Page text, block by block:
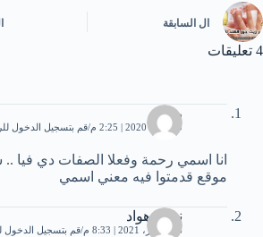
ال السابقة
4 تعليقات
رحمة
10 مايو، 2020 | 2:25 م قم بتسجيل الدخول
انا اسمي رحمة وفعلا الصفات دي فيا
موقع قدمتوا فيه معني اسمي
نورار هواد
26 أكتوبر، 2021 | 8:33 م قم بتسجيل الدخول